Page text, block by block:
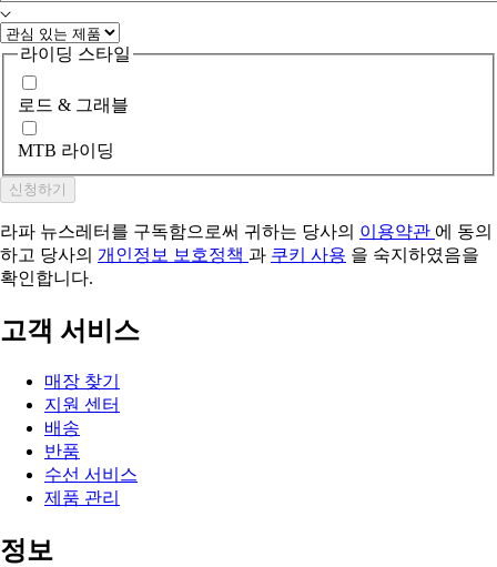
라이딩 스타일
로드 & 그래블
MTB 라이딩
신청하기
라파 뉴스레터를 구독함으로써 귀하는 당사의 이용약관 에 동의
하고 당사의 개인정보 보호정책 과 쿠키 사용 을 숙지하였음을
확인합니다.
고객 서비스
매장 찾기
지원 센터
배송
반품
수선 서비스
제품 관리
정보